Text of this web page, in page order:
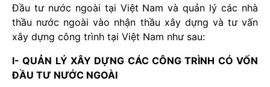
Đầu tư nước ngoài tại Việt Nam và quản lý các nhà
thầu nước ngoài vào nhận thầu xây dựng và tư vấn
xây dựng công trình tại Việt Nam như sau:
I- QUẢN LÝ XÂY DỰNG CÁC CÔNG TRÌNH CÓ VỐN
ĐẦU TƯ NƯỚC NGOÀI